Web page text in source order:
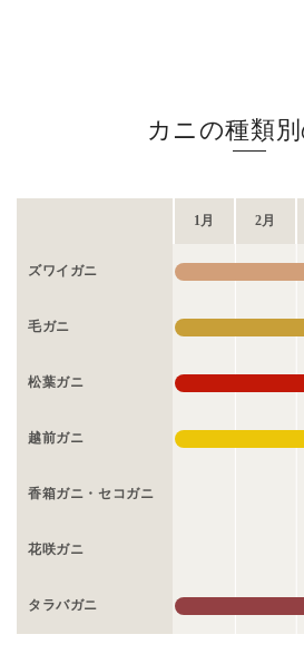
カニの種類
1月 2月
ズワイガニ
毛ガニ
松葉ガニ
越前ガニ
香箱ガニ・セコガニ
花咲ガニ
タラバガニ